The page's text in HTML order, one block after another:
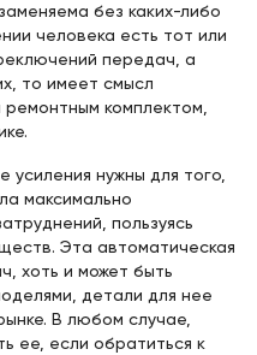
без каких-либо
человека есть тот или
передач, а
то имеет смысл
комплектом,
усиления нужны для того,
максимально
пользуясь
Эта автоматическая
хоть и может быть
детали для нее
В любом случае,
ее, если обратиться к